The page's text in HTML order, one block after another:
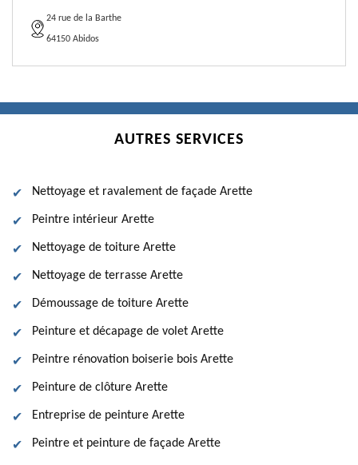
24 rue de la Barthe
64150 Abidos
AUTRES SERVICES
Nettoyage et ravalement de façade Arette
Peintre intérieur Arette
Nettoyage de toiture Arette
Nettoyage de terrasse Arette
Démoussage de toiture Arette
Peinture et décapage de volet Arette
Peintre rénovation boiserie bois Arette
Peinture de clôture Arette
Entreprise de peinture Arette
Peintre et peinture de façade Arette